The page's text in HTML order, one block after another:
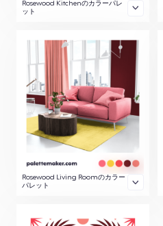
Rosewood Kitchenのカラーパレ
ット
Rosewood Living Roomのカラー
パレット